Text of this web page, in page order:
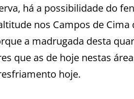
há a possibilidade do
nos Campos de Cima
a madrugada desta
que as de hoje nestas
hoje.